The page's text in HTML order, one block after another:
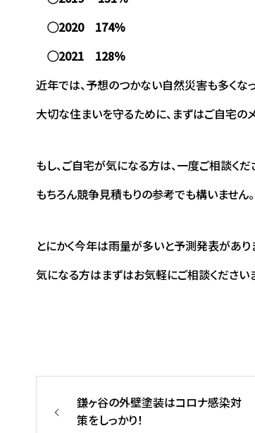
◯2020 174％
◯2021 128％
近年では、予想のつかない自然災害も多くなっ
大切な住まいを守るために、まずはご自宅の
もし、ご自宅が気になる方は、一度ご相談くだ
もちろん競争見積もりの参考でも構いません。
とにかく今年は雨量が多いと予測発表があり
気になる方はまずはお気軽にご相談ください
鎌ヶ谷の外壁塗装はコロナ感染対
策をしっかり！